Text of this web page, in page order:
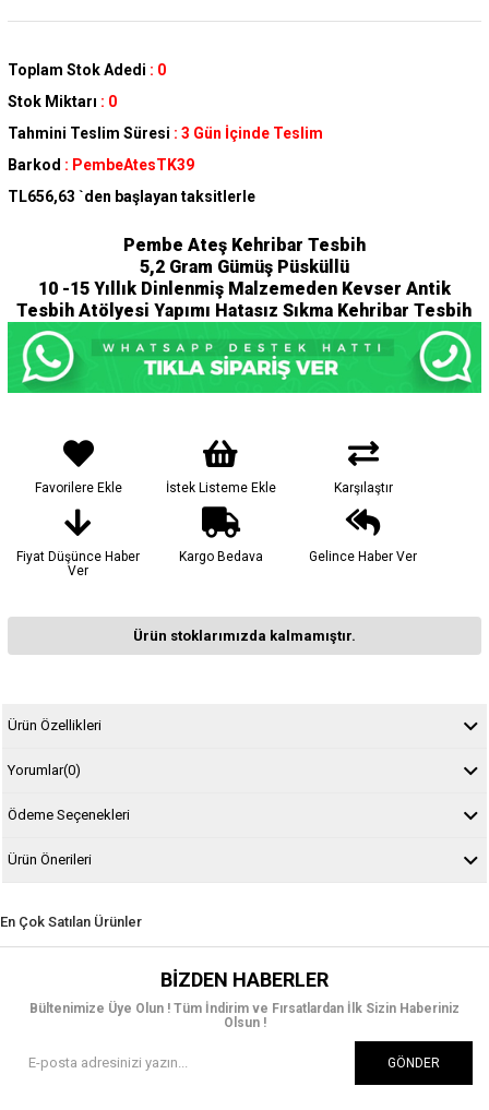
Toplam Stok Adedi : 0
Stok Miktarı : 0
Tahmini Teslim Süresi : 3 Gün İçinde Teslim
Barkod : PembeAtesTK39
TL656,63 `den başlayan taksitlerle
Pembe Ateş Kehribar Tesbih
5,2 Gram Gümüş Püsküllü
10 -15 Yıllık Dinlenmiş Malzemeden Kevser Antik
Tesbih Atölyesi Yapımı Hatasız Sıkma Kehribar Tesbih
Favorilere Ekle İstek Listeme Ekle Karşılaştır
Fiyat Düşünce Haber
Ver
Kargo Bedava Gelince Haber Ver
Ürün stoklarımızda kalmamıştır.
Ürün Özellikleri
Yorumlar(0)
Ödeme Seçenekleri
Ürün Önerileri
En Çok Satılan Ürünler
BIZDEN HABERLER
Bültenimize Üye Olun ! Tüm İndirim ve Fırsatlardan İlk Sizin Haberiniz
Olsun !
GÖNDER